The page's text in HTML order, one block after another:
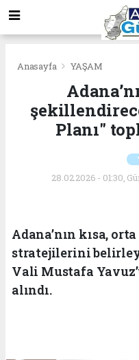
Anasayfa YAŞAM
Planı"
28.02.2026 - 01:30,
Adana’nın kısa,
stratejilerini
Vali Mustafa
alındı.